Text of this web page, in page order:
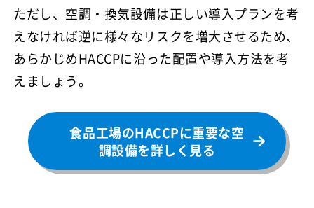
ただし、空調・換気設備は正しい導入プランを考
えなければ逆に様々なリスクを増大させるため、
あらかじめHACCPに沿った配置や導入方法を考
えましょう。
食品工場のHACCPに重要な空
調設備を詳しく見る